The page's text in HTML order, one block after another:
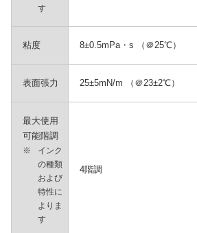
す
粘度 8±0.5mPa・s （＠25℃）
表面張力 25±5mN/m （＠23±2℃）
最大使用
可能階調
※
インク
の種類
および
特性に
よりま
す
4階調